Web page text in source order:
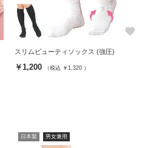
favorite
スリムビューティソックス (強圧)
￥1,200 （税込 ￥1,320 ）
日本製 男女兼用